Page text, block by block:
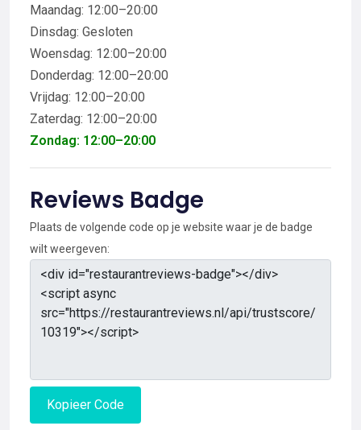
Maandag: 12:00–20:00
Dinsdag: Gesloten
Woensdag: 12:00–20:00
Donderdag: 12:00–20:00
Vrijdag: 12:00–20:00
Zaterdag: 12:00–20:00
Zondag: 12:00–20:00
Reviews Badge
Plaats de volgende code op je website waar je de badge
wilt weergeven:
Kopieer Code